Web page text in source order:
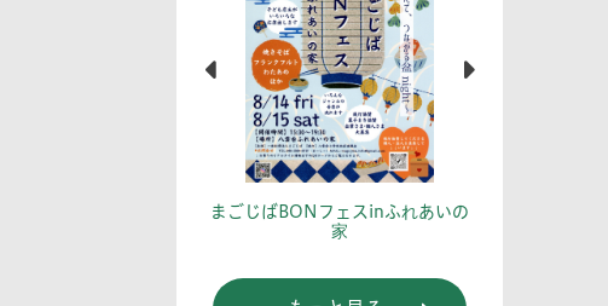
まごじばBONフェスinふれあいの
家